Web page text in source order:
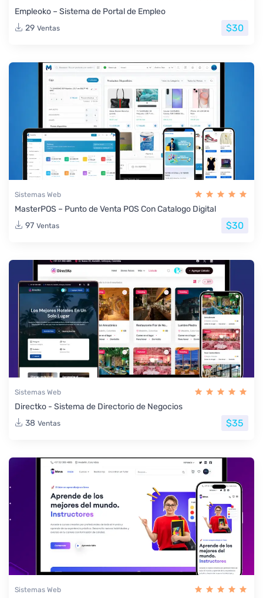
Empleoko – Sistema de Portal de Empleo
29 Ventas $30
Sistemas Web
MasterPOS – Punto de Venta POS Con Catalogo Digital
97 Ventas $30
Sistemas Web
Directko - Sistema de Directorio de Negocios
38 Ventas $35
Sistemas Web